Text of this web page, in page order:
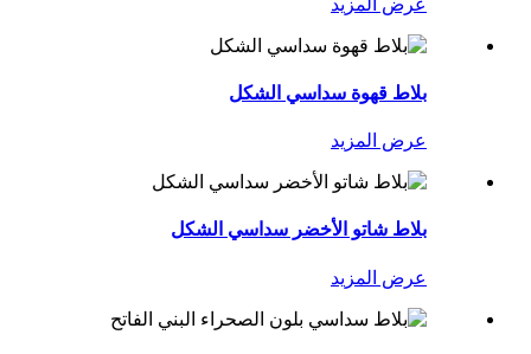
بلاط قهوة سداسي الشكل
عرض المزيد
بلاط شاتو الأخضر سداسي الشكل
عرض المزيد